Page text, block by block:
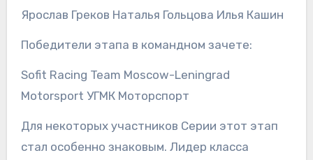
Ярослав Греков Наталья Гольцова Илья Кашин
Победители этапа в командном зачете:
Sofit Racing Team Moscow-Leningrad
Motorsport УГМК Моторспорт
Для некоторых участников Серии этот этап
стал особенно знаковым. Лидер класса